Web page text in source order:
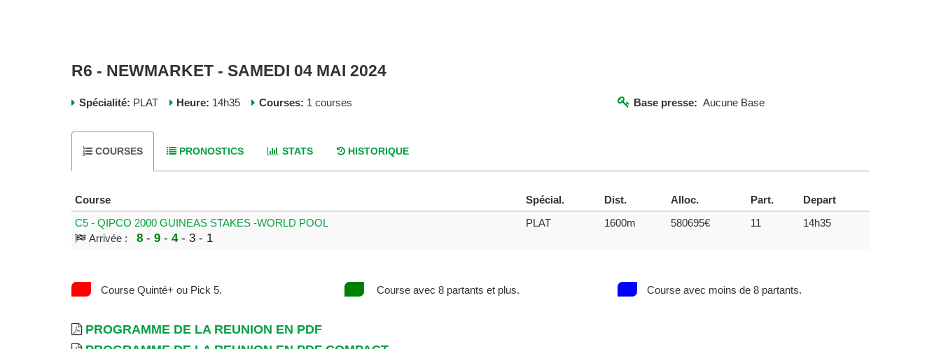
R6 - NEWMARKET - SAMEDI 04 MAI 2024
Spécialité: PLAT Heure: 14h35 Courses: 1 courses Base presse: Aucune Base
COURSES PRONOSTICS STATS HISTORIQUE
Course Spécial. Dist. Alloc. Part.
Depart
C5 - QIPCO 2000 GUINEAS STAKES -WORLD POOL
Arrivée :
8- 9- 4- 3 - 1
PLAT 1600m 580695€ 11 14h35
Course Quinté+ ou Pick 5. Course avec 8 partants et plus. Course avec moins de 8 partants.
PROGRAMME DE LA REUNION EN PDF